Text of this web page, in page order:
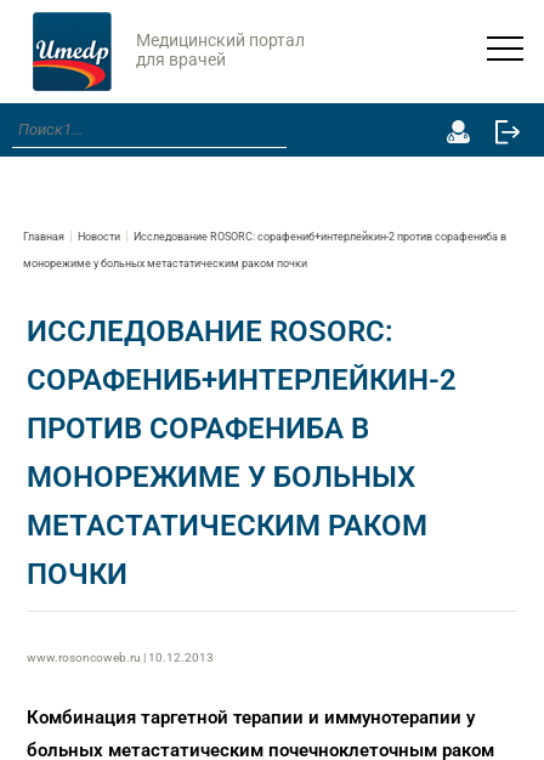
Медицинский портал
для врачей
Главная Новости Исследование ROSORC: сорафениб+интерлейкин-2 против сорафениба в
монорежиме у больных метастатическим раком почки
ИССЛЕДОВАНИЕ ROSORC:
СОРАФЕНИБ+ИНТЕРЛЕЙКИН-2
ПРОТИВ СОРАФЕНИБА В
МОНОРЕЖИМЕ У БОЛЬНЫХ
МЕТАСТАТИЧЕСКИМ РАКОМ
ПОЧКИ
www.rosoncoweb.ru | 10.12.2013
Комбинация таргетной терапии и иммунотерапии у
больных метастатическим почечноклеточным раком